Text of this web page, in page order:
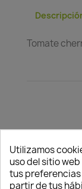
Tomate
Nuestros
son 100%
Utilizamos
uso del sitio
tus preferencias
partir de tus